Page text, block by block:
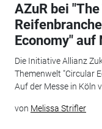
AZuR bei
Economy"
Die Initiative Allianz
Themenwelt "Circular
Auf der Messe in Köln
von Melissa Strifler